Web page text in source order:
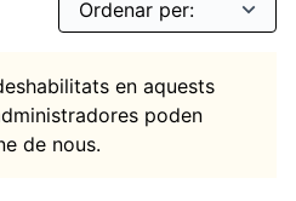
en aquests
poden
de nous.